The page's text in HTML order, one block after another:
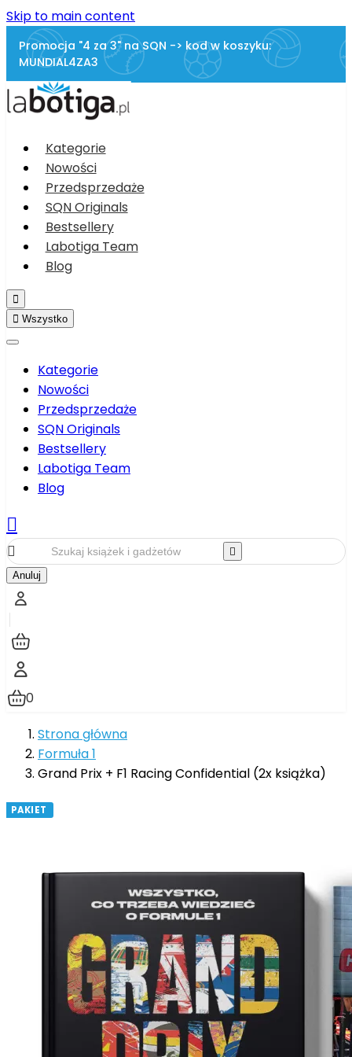
Skip to main content
Promocja "4 za 3" na SQN -> kod w koszyku:
MUNDIAL4ZA3
Kategorie
Nowości
Przedsprzedaże
SQN Originals
Bestsellery
Labotiga Team
Blog

 Wszystko
Kategorie
Nowości
Przedsprzedaże
SQN Originals
Bestsellery
Labotiga Team
Blog



Anuluj
0
Strona główna
Formuła 1
Grand Prix + F1 Racing Confidential (2x książka)
PAKIET